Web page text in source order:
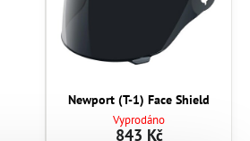
Newport (T-1) Face Shield
Vyprodáno
843 Kč